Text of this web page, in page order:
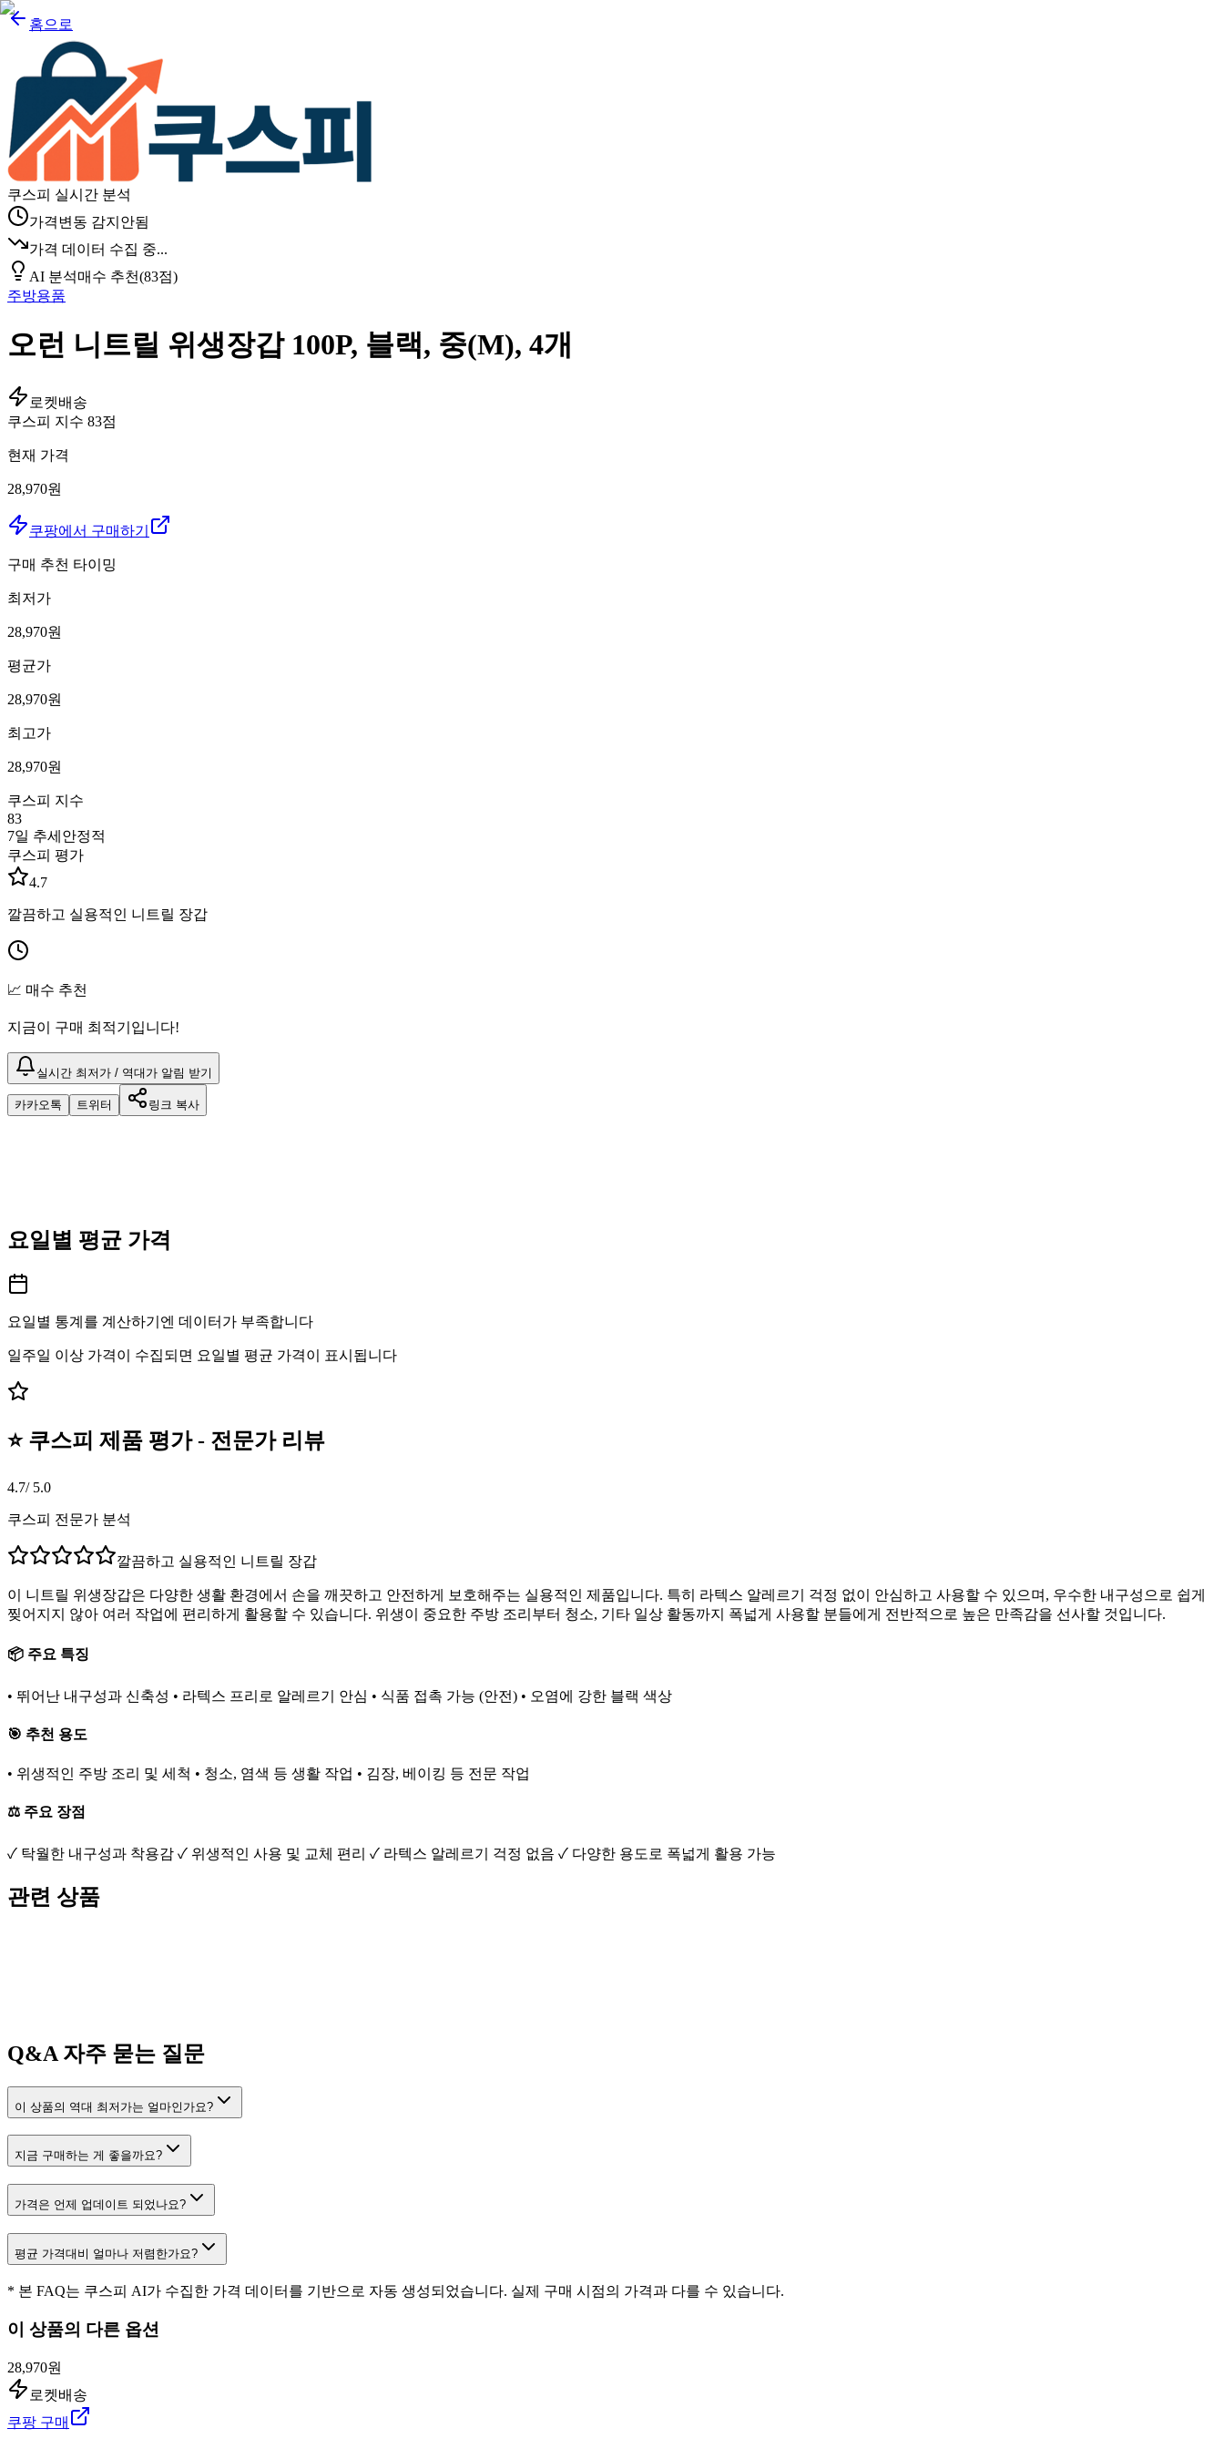
홈으로
쿠스피 실시간 분석
가격변동 감지안됨
가격 데이터 수집 중...
AI 분석매수 추천(83점)
주방용품
오런 니트릴 위생장갑 100P, 블랙, 중(M), 4개
로켓배송
쿠스피 지수 83점
현재 가격
28,970원
쿠팡에서 구매하기
구매 추천 타이밍
최저가
28,970원
평균가
28,970원
최고가
28,970원
쿠스피 지수
83
7일 추세 안정적
쿠스피 평가
4.7
깔끔하고 실용적인 니트릴 장갑
📈 매수 추천
지금이 구매 최적기입니다!
실시간 최저가 / 역대가 알림 받기
카카오톡 트위터 링크 복사
요일별 평균 가격
요일별 통계를 계산하기엔 데이터가 부족합니다
일주일 이상 가격이 수집되면 요일별 평균 가격이 표시됩니다
⭐ 쿠스피 제품 평가 - 전문가 리뷰
4.7/ 5.0
쿠스피 전문가 분석
깔끔하고 실용적인 니트릴 장갑
이 니트릴 위생장갑은 다양한 생활 환경에서 손을 깨끗하고 안전하게 보호해주는 실용적인 제품입니다. 특히 라텍스 알레르기 걱정 없이 안심하고 사용할 수 있으며, 우수한 내구성으로 쉽게
찢어지지 않아 여러 작업에 편리하게 활용할 수 있습니다. 위생이 중요한 주방 조리부터 청소, 기타 일상 활동까지 폭넓게 사용할 분들에게 전반적으로 높은 만족감을 선사할 것입니다.
📦 주요 특징
• 뛰어난 내구성과 신축성 • 라텍스 프리로 알레르기 안심 • 식품 접촉 가능 (안전) • 오염에 강한 블랙 색상
🎯 추천 용도
• 위생적인 주방 조리 및 세척 • 청소, 염색 등 생활 작업 • 김장, 베이킹 등 전문 작업
⚖️ 주요 장점
✓ 탁월한 내구성과 착용감 ✓ 위생적인 사용 및 교체 편리 ✓ 라텍스 알레르기 걱정 없음 ✓ 다양한 용도로 폭넓게 활용 가능
관련 상품
Q&A 자주 묻는 질문
이 상품의 역대 최저가는 얼마인가요?
지금 구매하는 게 좋을까요?
가격은 언제 업데이트 되었나요?
평균 가격대비 얼마나 저렴한가요?
* 본 FAQ는 쿠스피 AI가 수집한 가격 데이터를 기반으로 자동 생성되었습니다. 실제 구매 시점의 가격과 다를 수 있습니다.
이 상품의 다른 옵션
28,970원
로켓배송
쿠팡 구매